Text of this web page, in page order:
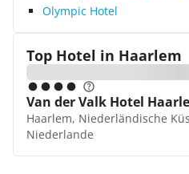
Olympic Hotel
Top Hotel in Haarlem
Van der Valk Hotel
Haarlem, Niederländische
Niederlande